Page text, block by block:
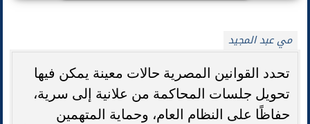
مي عبد المجيد
تحدد القوانين المصرية حالات معينة يمكن فيها
تحويل جلسات المحاكمة من علانية إلى سرية،
حفاظًا على النظام العام، وحماية المتهمين